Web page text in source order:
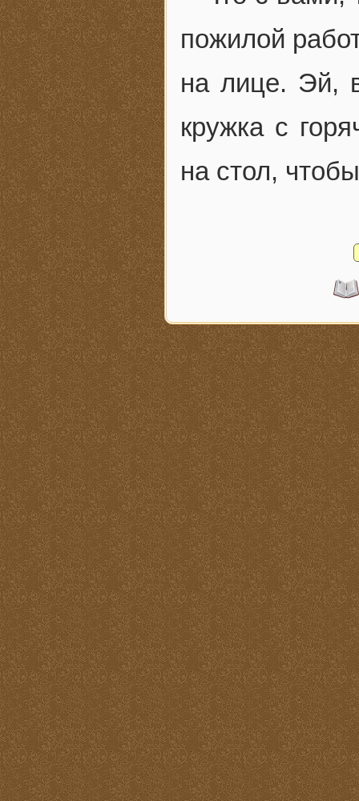
пожилой
на лице. Эй,
кружка с
на стол,